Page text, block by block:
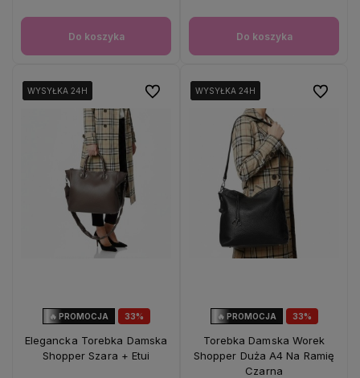
Do koszyka Do koszyka
33%
🔥 PROMOCJA
WYSYŁKA 24H
WYSYŁKA 24H
WYSYŁKA 24H
Elegancka Torebka Damska
Shopper Szara + Etui
Do ulubionych
33%
🔥 PROMOCJA
WYSYŁKA 24H
WYSYŁKA 24H
WYSYŁKA 24H
Torebka Damska Worek
Shopper Duża A4 Na Ramię
Czarna
Do